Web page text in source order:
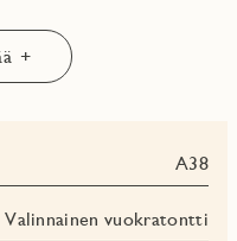
rakentamisen
asunnossa asumiseen ja
kaupunkiasuntoon
+
A38
Valinnainen vuokratontti